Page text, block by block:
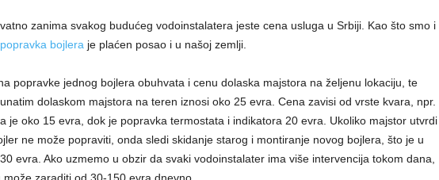
zanima svakog budućeg vodoinstalatera jeste cena usluga u Srbiji. Kao što smo i
popravka bojlera je plaćen posao i u našoj zemlji.
popravke jednog bojlera obuhvata i cenu dolaska majstora na željenu lokaciju, te
dolaskom majstora na teren iznosi oko 25 evra. Cena zavisi od vrste kvara, npr.
je oko 15 evra, dok je popravka termostata i indikatora 20 evra. Ukoliko majstor utvrdi
ne može popraviti, onda sledi skidanje starog i montiranje novog bojlera, što je u
evra. Ako uzmemo u obzir da svaki vodoinstalater ima više intervencija tokom dana,